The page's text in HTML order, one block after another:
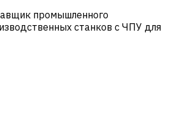
промышленного
станков с ЧПУ для